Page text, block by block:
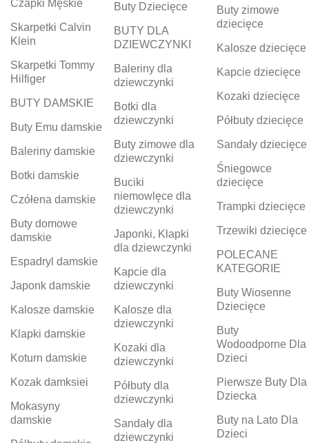
Czapki Męskie
Skarpetki Calvin
Klein
Skarpetki Tommy
Hilfiger
BUTY DAMSKIE
Buty Emu damskie
Baleriny damskie
Botki damskie
Czółena damskie
Buty domowe
damskie
Espadryl damskie
Japonk damskie
Kalosze damskie
Klapki damskie
Koturn damskie
Kozak damksiei
Mokasyny
damskie
Buty Dziecięce
BUTY DLA
DZIEWCZYNKI
Baleriny dla
dziewczynki
Botki dla
dziewczynki
Buty zimowe dla
dziewczynki
Buciki
niemowlęce dla
dziewczynki
Japonki, Klapki
dla dziewczynki
Kapcie dla
dziewczynki
Kalosze dla
dziewczynki
Kozaki dla
dziewczynki
Półbuty dla
dziewczynki
Sandały dla
dziewczynki
Buty zimowe
dziecięce
Kalosze dziecięce
Kapcie dziecięce
Kozaki dziecięce
Półbuty dziecięce
Sandały dziecięce
Śniegowce
dziecięce
Trampki dziecięce
Trzewiki dziecięce
POLECANE
KATEGORIE
Buty Wiosenne
Dziecięce
Buty
Wodoodporne Dla
Dzieci
Pierwsze Buty Dla
Dziecka
Buty na Lato Dla
Dzieci